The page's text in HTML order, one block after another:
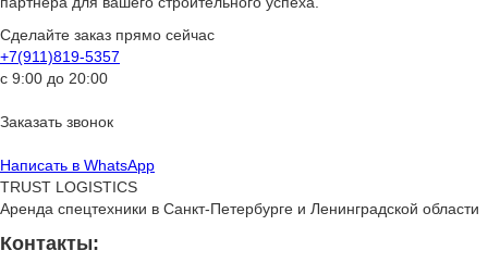
Сделайте заказ прямо сейчас
+7(911)819-5357
с 9:00 до 20:00
Заказать звонок
Написать в WhatsApp
TRUST LOGISTICS
Аренда спецтехники в Санкт-Петербурге и Ленинградской области
Контакты: